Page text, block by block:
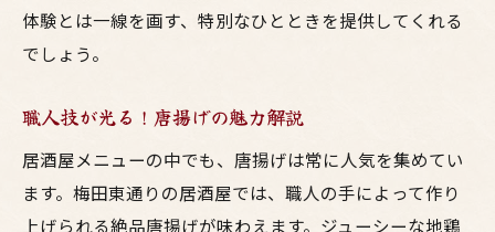
体験とは一線を画す、特別なひとときを提供してくれる
でしょう。
職人技が光る！唐揚げの魅力解説
居酒屋メニューの中でも、唐揚げは常に人気を集めてい
ます。梅田東通りの居酒屋では、職人の手によって作り
上げられる絶品唐揚げが味わえます。ジューシーな地鶏